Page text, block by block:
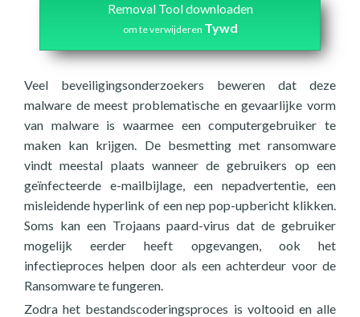
Removal Tool downloaden
om te verwijderen Tywd
Veel beveiligingsonderzoekers beweren dat deze
malware de meest problematische en gevaarlijke vorm
van malware is waarmee een computergebruiker te
maken kan krijgen. De besmetting met ransomware
vindt meestal plaats wanneer de gebruikers op een
geïnfecteerde e-mailbijlage, een nepadvertentie, een
misleidende hyperlink of een nep pop-upbericht klikken.
Soms kan een Trojaans paard-virus dat de gebruiker
mogelijk eerder heeft opgevangen, ook het
infectieproces helpen door als een achterdeur voor de
Ransomware te fungeren.
Zodra het bestandscoderingsproces is voltooid en alle